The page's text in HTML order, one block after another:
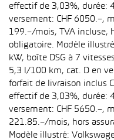
effectif de 3,03%, durée:
versement: CHF 6050.–,
199.–/mois, TVA incluse,
obligatoire. Modèle
kW, boîte DSG à 7
5,3 l/100 km, cat. D en
forfait de livraison inclus
effectif de 3,03%, durée:
versement: CHF 5650.–,
221.85.–/mois, hors
Modèle illustré: